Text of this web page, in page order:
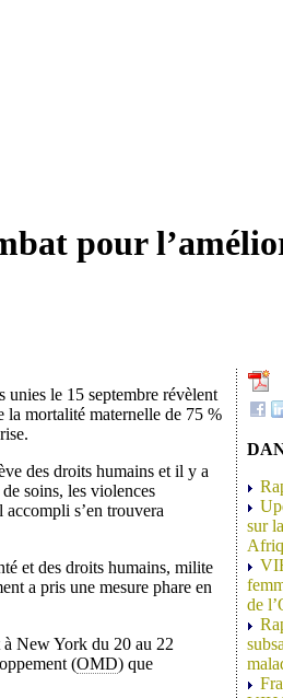
pour
le 15 septembre révèlent
la mortalité maternelle de 75 %
des droits humains et il y a
soins, les violences
s’en trouvera
et des droits humains, milite
a pris une mesure phare en
New York du 20 au 22
(OMD) que
sur
de